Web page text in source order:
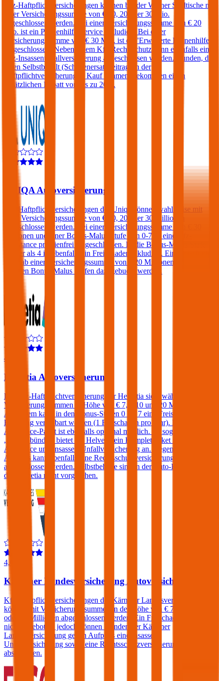
Kfz-Haftpflichtversicherungen können bei der Wiener Städtische mit
einer Versicherungssumme von € 10, 20 oder 30 Mio.
abgeschlossen werden. Bei einer Versicherungssumme von € 20
Mio. ist ein Pannenhilfe-Service inkludiert. Bei einer
Versicherungssumme von € 30 Mio. ist die 'Erweiterte Pannenhilfe'
eingeschlossen. Neben einem Kfz-Rechtsschutz kann ebenfalls eine
Kfz-Insassenunfallversicherung abgeschlossen werden. Kunden, die
einen Selbstbehalt (Schadenersatzbeitrag) in der
Haftpflichtversicherung in Kauf nehmen, bekommen einen
zusätzlichen Rabatt von bis zu 20%.
UNIQA Autoversicherung
Kfz-Haftpflichtversicherungen der Uniqa können wahlweise mit
einer Versicherungssumme von € 10, 20 oder 30 Millionen
abgeschlossen werden. Bei einer Versicherungssumme von € 30
Millionen und einer Bonus-Malus Stufe von 0-7 ist eine Kfz-
Assistance prämienfrei eingeschlossen. Ist die Bonus-Malus Stufe
kleiner als 4 ist ebenfalls ein Freischaden inkludiert. Ein Freischaden
kann ab einer Versicherungssumme von € 20 Millionen auch bei
höheren Bonus-Malus Stufen dazugebucht werden.
4,4
Helvetia Autoversicherung
Die Kfz-Haftpflichtversicherung der Helvetia sieht wählbare
Versicherungssummen in Höhe von € 7,6, 10 und 20 Millionen vor.
Außerdem kann in den Bonus-Stufen 0 bis 7 eine Freischaden-
Regelung vereinbart werden (1 Freischaden pro Jahr). Ein
Assistance-Paket ist ebenfalls optional möglich. Im sogenannten
„Europabündel“ bietet die Helvetia ein Komplettpaket inklusive
Assistance und Insassen-Unfallversicherung an. Gegen einen
Aufpreis kann ebenfalls eine Rechtsschutzversicherung
abgeschlossen werden. Selbstbehalte sind in der Auto-Haftpflicht
der Helvetia nicht vorgesehen.
4,0
Kärntner Landesversicherung Autoversicherung
Kfz-Haftpflichtversicherungen der Kärntner Landesversicherung
können mit Versicherungssummen in der Höhe von € 7,6, 10, 15
oder 20 Millionen abgeschlossen werden. Ein Freischaden wird
nicht angeboten, jedoch können Kunden der Kärntner
Landesversicherung gegen Aufpreis eine Insassen-
Unfallversicherung sowie eine Rechtsschutzversicherung
abschließen.